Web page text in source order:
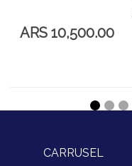
ARS 10,500.00
CARRUSEL